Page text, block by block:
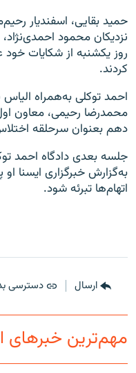
زبان‌های دیگر
حميد بقايی، اسفنديار
نزديکان محمود
روز يکشنبه از شکايات
کردند.
احمد توکلی به‌همراه الياس
محمدرضا رحيمی، معاون
دهم بعنوان سرحلقه اختلاس
جلسه بعدی دادگاه احمد
به‌گزارش خبرگزاری ايسنا
اتهام‌ها تبرئه شود.
ارسال دسترسی
مهم‌ترین خبرهای